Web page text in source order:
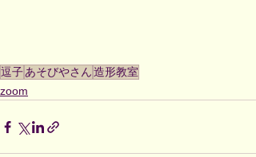
逗子あそびやさん造形教室
zoom